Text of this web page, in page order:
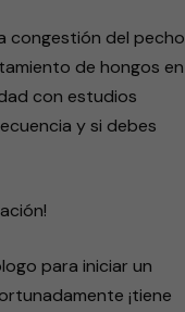
congestión del pecho
de hongos en
con estudios
y si debes
para iniciar un
¡tiene